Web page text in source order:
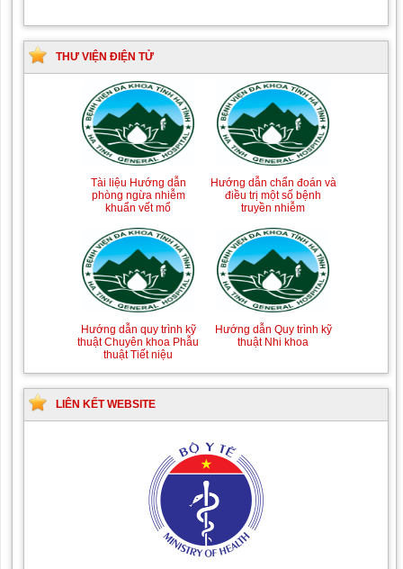
THƯ VIỆN ĐIỆN TỬ
Tài liệu Hướng dẫn
phòng ngừa nhiễm
khuẩn vết mổ
Hướng dẫn chẩn đoán và
điều trị một số bệnh
truyền nhiễm
Hướng dẫn quy trình kỹ
thuật Chuyên khoa Phẫu
thuật Tiết niệu
Hướng dẫn Quy trình kỹ
thuật Nhi khoa
LIÊN KẾT WEBSITE